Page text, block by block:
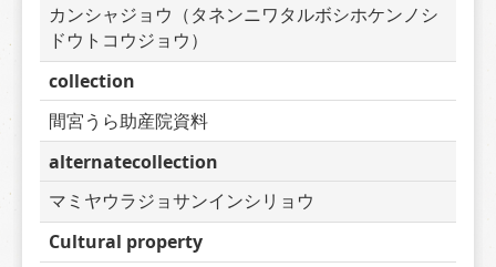
カンシャジョウ（タネンニワタルボシホケンノシ
ドウトコウジョウ）
collection
間宮うら助産院資料
alternatecollection
マミヤウラジョサンインシリョウ
Cultural property